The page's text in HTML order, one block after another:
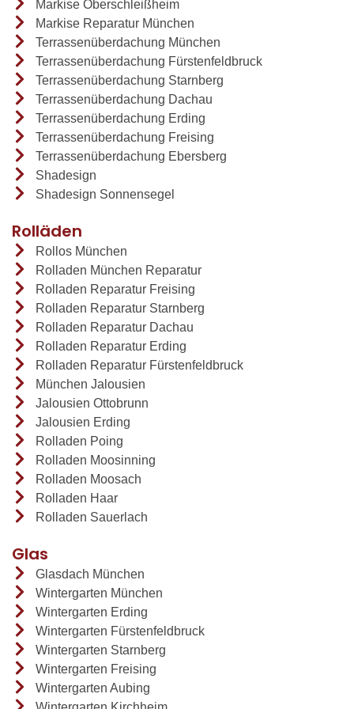
Markise Oberschleißheim
Markise Reparatur München
Terrassenüberdachung München
Terrassenüberdachung Fürstenfeldbruck
Terrassenüberdachung Starnberg
Terrassenüberdachung Dachau
Terrassenüberdachung Erding
Terrassenüberdachung Freising
Terrassenüberdachung Ebersberg
Shadesign
Shadesign Sonnensegel
Rolläden
Rollos München
Rolladen München Reparatur
Rolladen Reparatur Freising
Rolladen Reparatur Starnberg
Rolladen Reparatur Dachau
Rolladen Reparatur Erding
Rolladen Reparatur Fürstenfeldbruck
München Jalousien
Jalousien Ottobrunn
Jalousien Erding
Rolladen Poing
Rolladen Moosinning
Rolladen Moosach
Rolladen Haar
Rolladen Sauerlach
Glas
Glasdach München
Wintergarten München
Wintergarten Erding
Wintergarten Fürstenfeldbruck
Wintergarten Starnberg
Wintergarten Freising
Wintergarten Aubing